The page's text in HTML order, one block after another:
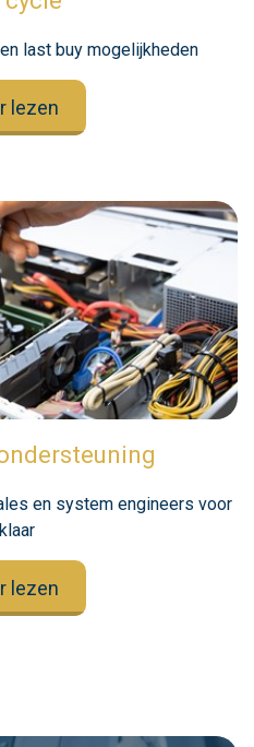
last buy mogelijkheden
lezen
en system engineers voor
lezen